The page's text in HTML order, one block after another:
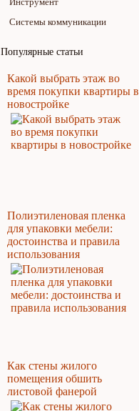
Системы коммуникации
Популярные статьи
Какой выбрать этаж во
время покупки квартиры в
новостройке
Полиэтиленовая пленка
для упаковки мебели:
достоинства и правила
использования
Как стены жилого
помещения обшить
листовой фанерой